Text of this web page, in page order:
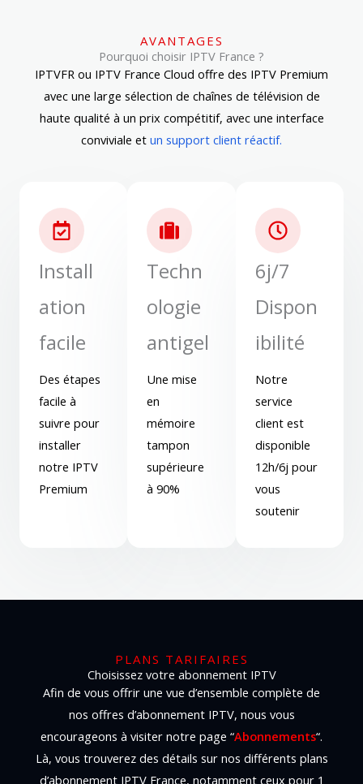
AVANTAGES
Pourquoi choisir IPTV France ?
IPTVFR ou IPTV France Cloud offre des IPTV Premium
avec une large sélection de chaînes de télévision de
haute qualité à un prix compétitif, avec une interface
conviviale et un support client réactif.
Install
ation
facile
Des étapes
facile à
suivre pour
installer
notre IPTV
Premium
Techn
ologie
antigel
Une mise
en
mémoire
tampon
supérieure
à 90%
6j/7
Dispon
ibilité
Notre
service
client est
disponible
12h/6j pour
vous
soutenir
PLANS TARIFAIRES
Choisissez votre abonnement IPTV
Afin de vous offrir une vue d’ensemble complète de
nos offres d’abonnement IPTV, nous vous
encourageons à visiter notre page “Abonnements“.
Là, vous trouverez des détails sur nos différents plans
d’abonnement IPTV France, notamment ceux pour 1